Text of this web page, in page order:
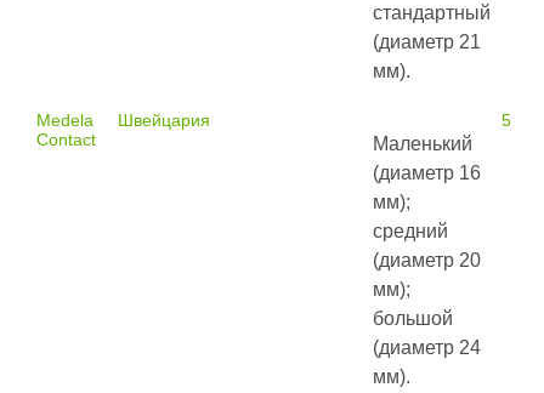
стандартный
(диаметр 21
мм).
Medela
Contact
Швейцария
Маленький
(диаметр 16
мм);
средний
(диаметр 20
мм);
большой
(диаметр 24
мм).
530